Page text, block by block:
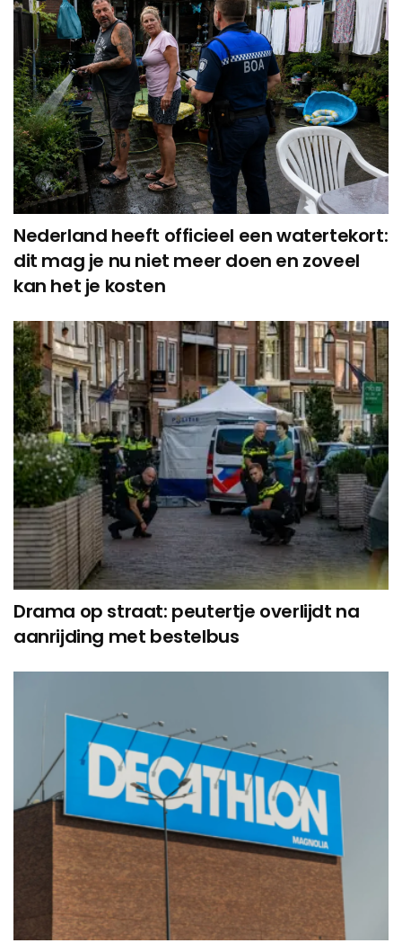
Nederland heeft officieel een watertekort:
dit mag je nu niet meer doen en zoveel
kan het je kosten
Drama op straat: peutertje overlijdt na
aanrijding met bestelbus